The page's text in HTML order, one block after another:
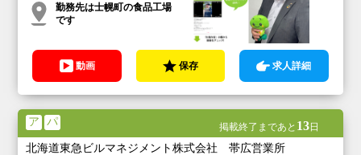
勤務先は士幌町の食品工場
です
動画 保存 求人詳細
ア パ 掲載終了まであと 13日
北海道東急ビルマネジメント株式会社 帯広営業所